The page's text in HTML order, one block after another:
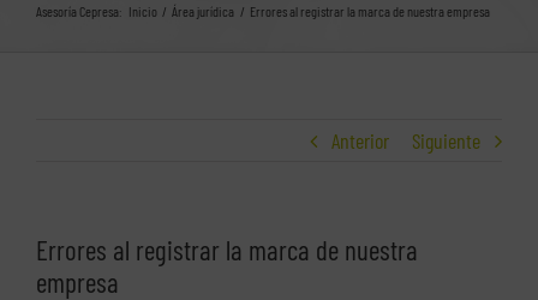
Asesoría Cepresa: Inicio Área jurídica Errores al registrar la marca de nuestra empresa
Anterior Siguiente
Errores al registrar la marca de nuestra
empresa